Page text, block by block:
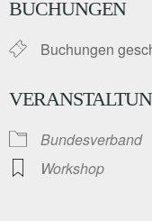
BUCHUNGEN
Buchungen
Bundesverband
Workshop